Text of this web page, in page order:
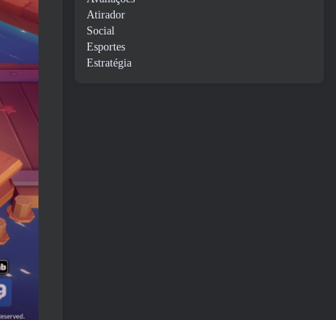
Atirador
Social
Esportes
Estratégia